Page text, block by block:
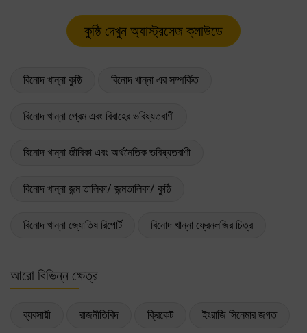
বিনোদ খান্না কুষ্ঠি বিনোদ খান্না এর সম্পর্কিত
বিনোদ খান্না প্রেম এবং বিবাহের ভবিষ্যতবাণী
বিনোদ খান্না জীবিকা এবং অর্থনৈতিক ভবিষ্যতবাণী
বিনোদ খান্না জন্ম তালিকা/ জন্মতালিকা/ কুষ্ঠি
বিনোদ খান্না জ্যোতিষ রিপোর্ট বিনোদ খান্না ফ্রেনলজির চিত্র
আরো বিভিন্ন ক্ষেত্র
ব্যবসায়ী রাজনীতিবিদ ক্রিকেট ইংরাজি সিনেমার জগত